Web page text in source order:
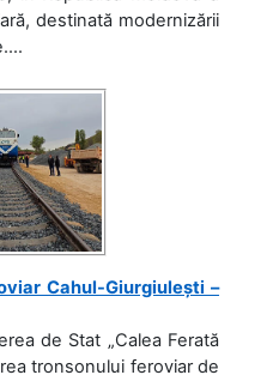
destinată modernizării
Cahul-Giurgiulești –
de Stat „Calea Ferată
tronsonului feroviar de